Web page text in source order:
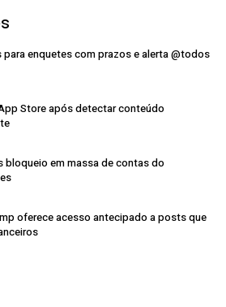
enquetes com prazos e alerta @todos
Store após detectar conteúdo
bloqueio em massa de contas do
oferece acesso antecipado a posts que